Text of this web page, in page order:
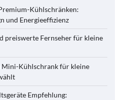
Kühlschränken:
und Energieeffizienz
preiswerte Fernseher für kleine
Mini-Kühlschrank für kleine
Empfehlung: